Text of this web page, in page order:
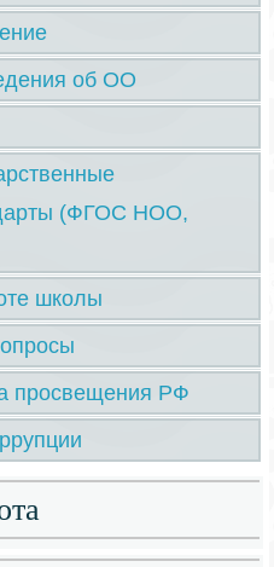
об ОО
(ФГОС НОО,
школы
просвещения РФ